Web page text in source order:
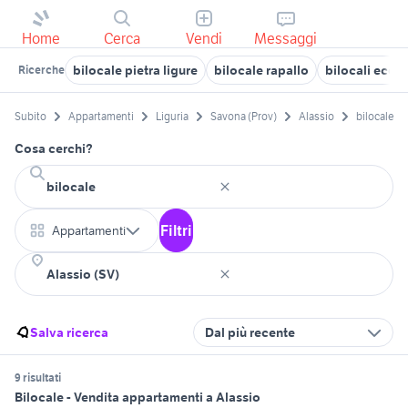
Home Cerca Vendi Messaggi
Ricerche bilocale pietra ligure bilocale rapallo bilocali
Subito Appartamenti Liguria Savona (Prov) Alassio bilocale
Cosa cerchi?
Appartamenti Filtri
Salva ricerca Dal più recente
9 risultati
Bilocale - Vendita appartamenti a Alassio